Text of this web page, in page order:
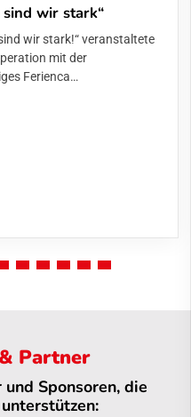
sind wir stark“
wir stark!“ veranstaltete
mit der
Ferienca…
Partner
Sponsoren, die